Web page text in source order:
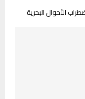
الأحوال البحرية